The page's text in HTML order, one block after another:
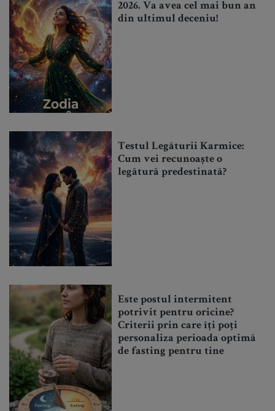
2026. Va avea cel mai bun an
din ultimul deceniu!
Testul Legăturii Karmice:
Cum vei recunoaște o
legătură predestinată?
Este postul intermitent
potrivit pentru oricine?
Criterii prin care îți poți
personaliza perioada optimă
de fasting pentru tine